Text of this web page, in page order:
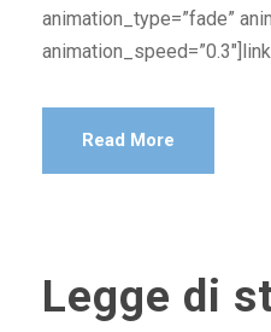
animation_type=”fade”
Read More
Legge di